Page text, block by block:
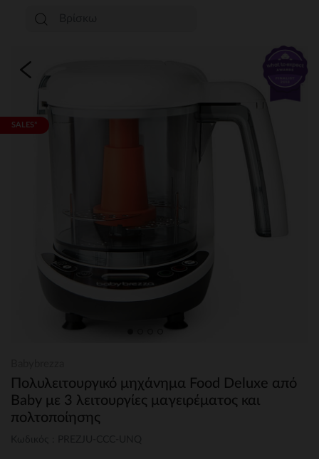
SALES*
Πολυλειτουργικό μηχάνημα Food Deluxe από
Baby με 3 λειτουργίες μαγειρέματος και
πολτοποίησης